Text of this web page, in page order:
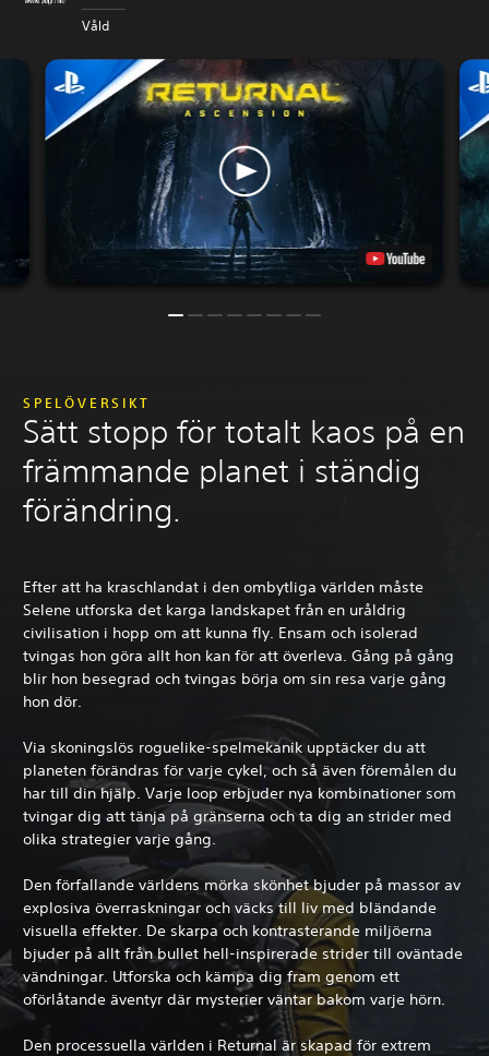
Våld
SPELÖVERSIKT
Sätt stopp för totalt kaos på en
främmande planet i ständig
förändring.
Efter att ha kraschlandat i den ombytliga världen måste
Selene utforska det karga landskapet från en uråldrig
civilisation i hopp om att kunna fly. Ensam och isolerad
tvingas hon göra allt hon kan för att överleva. Gång på gång
blir hon besegrad och tvingas börja om sin resa varje gång
hon dör.
Via skoningslös roguelike-spelmekanik upptäcker du att
planeten förändras för varje cykel, och så även föremålen du
har till din hjälp. Varje loop erbjuder nya kombinationer som
tvingar dig att tänja på gränserna och ta dig an strider med
olika strategier varje gång.
Den förfallande världens mörka skönhet bjuder på massor av
explosiva överraskningar och väcks till liv med bländande
visuella effekter. De skarpa och kontrasterande miljöerna
bjuder på allt från bullet hell-inspirerade strider till oväntade
vändningar. Utforska och kämpa dig fram genom ett
oförlåtande äventyr där mysterier väntar bakom varje hörn.
Den processuella världen i Returnal är skapad för extrem